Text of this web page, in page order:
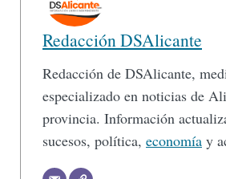
Redacción DSAlicante
Redacción de DSAlicante,
especializado en noticias de
provincia. Información
sucesos, política, economía y